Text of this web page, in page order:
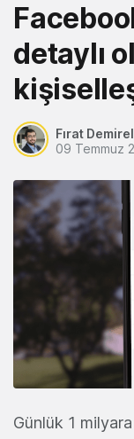
detaylı
Fırat Demirel
09 Temmuz
Günlük 1